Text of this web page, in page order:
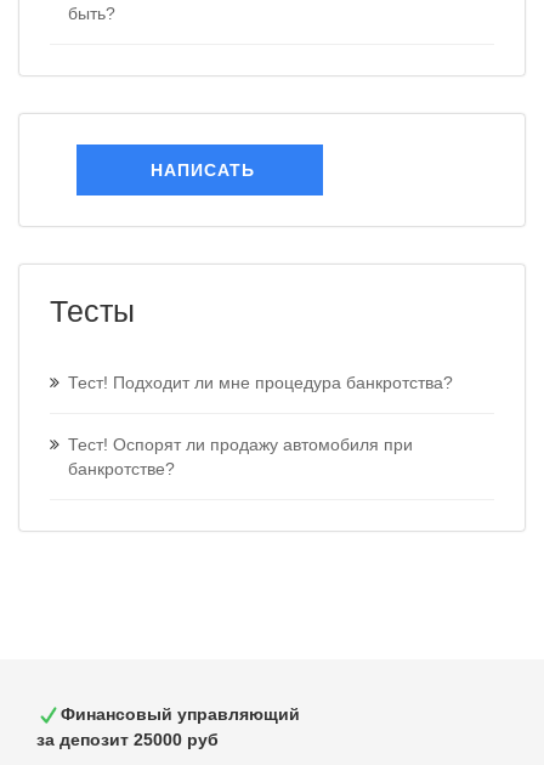
быть?
НАПИСАТЬ
Тесты
Тест! Подходит ли мне процедура банкротства?
Тест! Оспорят ли продажу автомобиля при
банкротстве?
Финансовый управляющий
за депозит 25000 руб